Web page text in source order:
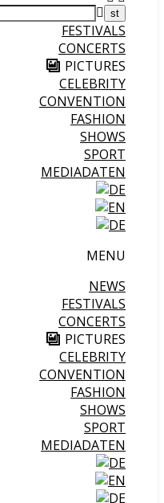
FESTIVALS
CONCERTS
PICTURES
CELEBRITY
CONVENTION
FASHION
SHOWS
SPORT
MEDIADATEN
MENU
NEWS
FESTIVALS
CONCERTS
PICTURES
CELEBRITY
CONVENTION
FASHION
SHOWS
SPORT
MEDIADATEN